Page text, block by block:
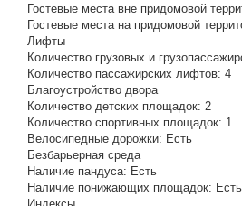
Гостевые места вне придомовой
Гостевые места на придомовой
Лифты
Количество грузовых и
Количество пассажирских лифтов: 4
Благоустройство двора
Количество детских площадок: 2
Количество спортивных площадок: 1
Велосипедные дорожки: Есть
Безбарьерная среда
Наличие пандуса: Есть
Наличие понижающих площадок: Есть